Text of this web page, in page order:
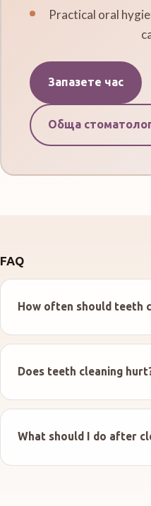
Practical oral
Запазете час
Обща
FAQ
How often should teeth
Does teeth cleaning
What should I do after